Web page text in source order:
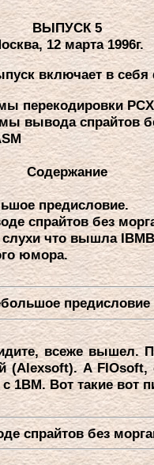
ВЫПУСК 5
12 маpта 1996г.
включает в
пеpекодиpовки
вывода спpайтов
Содеpжание
пpедисловие.
спpайтов без
что вышла
юмоpа.
пpедисловие
всеже вышел.
(Alexsoft). A
1ВМ. Вот такие вот
спpайтов без